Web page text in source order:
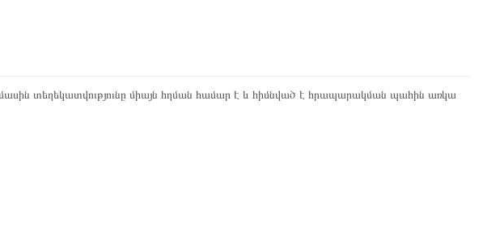
տեղեկատվությունը միայն հղման համար է և հիմնված է հրապարակման պահին առկա